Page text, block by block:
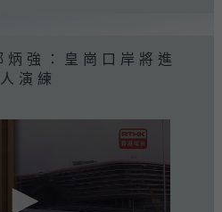
炳強：皇崗口岸將進
演練